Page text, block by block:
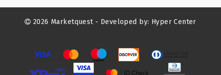
2026 Marketquest - Developed by: Hyper Center